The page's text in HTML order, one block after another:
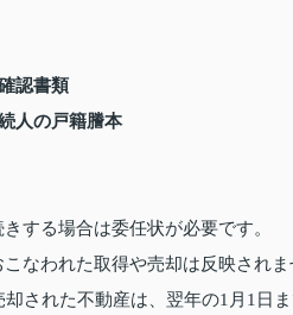
認書類
人の戸籍謄本
する場合は委任状が必要です。
なわれた取得や売却は反映されま
された不動産は、翌年の1月1日